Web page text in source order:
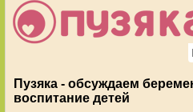
Пузяка - обсуждаем
воспитание детей